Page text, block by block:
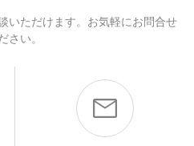
いただけます。お気軽にお問合せ
さい。